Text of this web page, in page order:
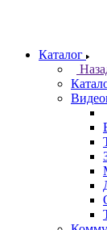
Каталог